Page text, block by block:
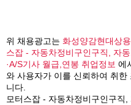
위 채용광고는 화성양감현대상
스잡 - 자동차정비구인구직, 자
·A/S기사 월급,연봉 취업정보 에
와 사용자가 이를 신뢰하여 취
니다.
모터스잡 - 자동차정비구인구직,